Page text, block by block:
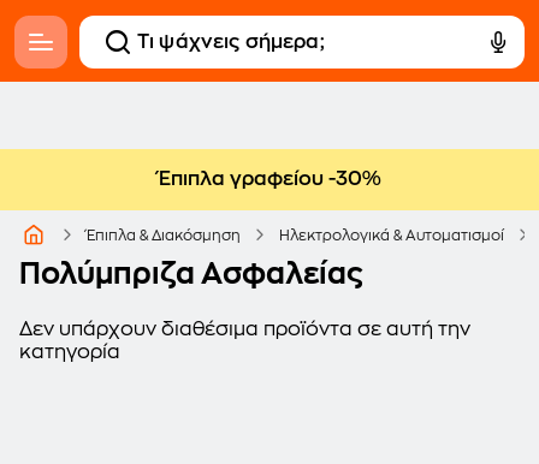
Έπιπλα γραφείου -30%
Έπιπλα & Διακόσμηση Ηλεκτρολογικά & Αυτοματισμοί
Πολύμπριζα Ασφαλείας
Δεν υπάρχουν διαθέσιμα προϊόντα σε αυτή την
κατηγορία